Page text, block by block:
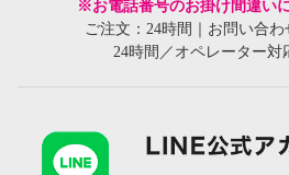
※お電話番号のお掛け間違い
ご注文：24時間｜お問い合
24時間／オペレーター対